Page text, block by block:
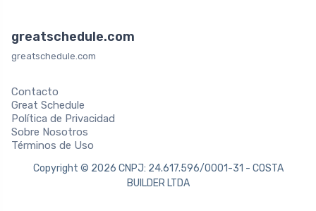
greatschedule.com
greatschedule.com
Contacto
Great Schedule
Política de Privacidad
Sobre Nosotros
Términos de Uso
Copyright © 2026 CNPJ: 24.617.596/0001-31 - COSTA
BUILDER LTDA